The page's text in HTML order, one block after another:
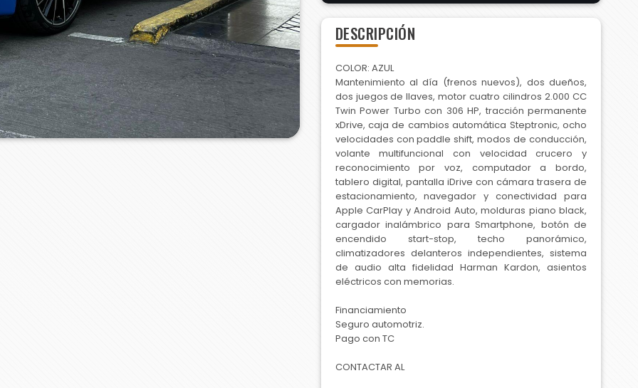
DESCRIPCIÓN
COLOR: AZUL
Mantenimiento al día (frenos nuevos), dos dueños,
dos juegos de llaves, motor cuatro cilindros 2.000 CC
Twin Power Turbo con 306 HP, tracción permanente
xDrive, caja de cambios automática Steptronic, ocho
velocidades con paddle shift, modos de conducción,
volante multifuncional con velocidad crucero y
reconocimiento por voz, computador a bordo,
tablero digital, pantalla iDrive con cámara trasera de
estacionamiento, navegador y conectividad para
Apple CarPlay y Android Auto, molduras piano black,
cargador inalámbrico para Smartphone, botón de
encendido start-stop, techo panorámico,
climatizadores delanteros independientes, sistema
de audio alta fidelidad Harman Kardon, asientos
eléctricos con memorias.
Financiamiento
Seguro automotriz.
Pago con TC
CONTACTAR AL